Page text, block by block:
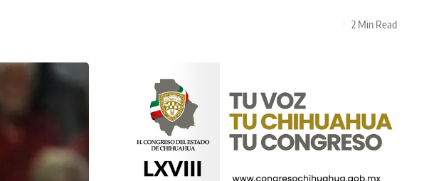
2 Min Read